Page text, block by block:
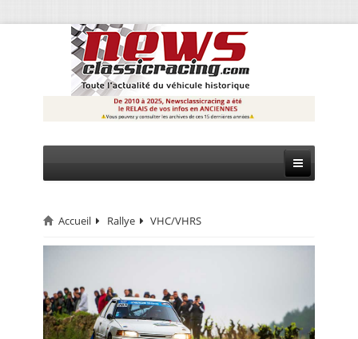
CIRCUIT
MONTAGNE
EVÈNEMENTS
Accueil Rallye VHC/VHRS